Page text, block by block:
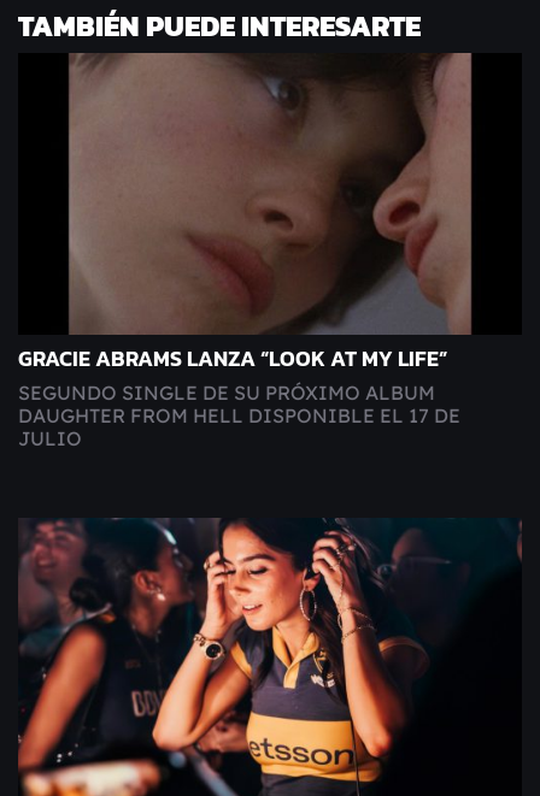
TAMBIÉN PUEDE INTERESARTE
GRACIE ABRAMS LANZA “LOOK AT MY LIFE”
SEGUNDO SINGLE DE SU PRÓXIMO ALBUM
DAUGHTER FROM HELL DISPONIBLE EL 17 DE
JULIO